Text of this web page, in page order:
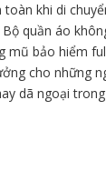
toàn khi di
quần áo
mũ bảo hiểm
cho những
dã ngoại